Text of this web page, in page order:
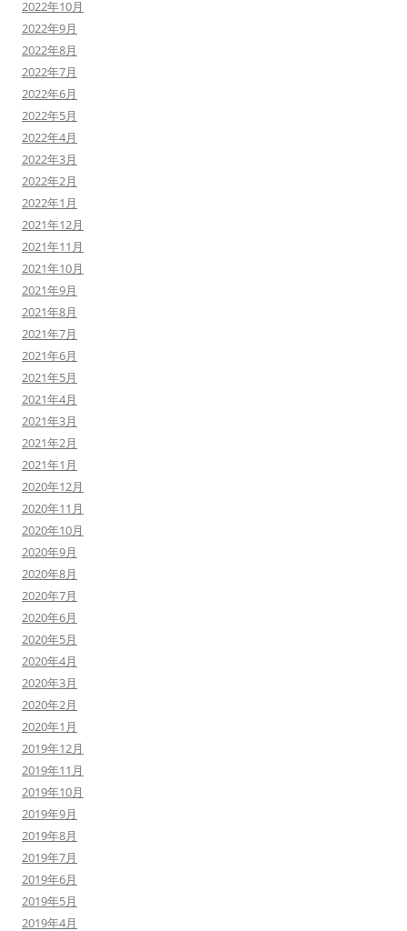
2022年10月
2022年9月
2022年8月
2022年7月
2022年6月
2022年5月
2022年4月
2022年3月
2022年2月
2022年1月
2021年12月
2021年11月
2021年10月
2021年9月
2021年8月
2021年7月
2021年6月
2021年5月
2021年4月
2021年3月
2021年2月
2021年1月
2020年12月
2020年11月
2020年10月
2020年9月
2020年8月
2020年7月
2020年6月
2020年5月
2020年4月
2020年3月
2020年2月
2020年1月
2019年12月
2019年11月
2019年10月
2019年9月
2019年8月
2019年7月
2019年6月
2019年5月
2019年4月